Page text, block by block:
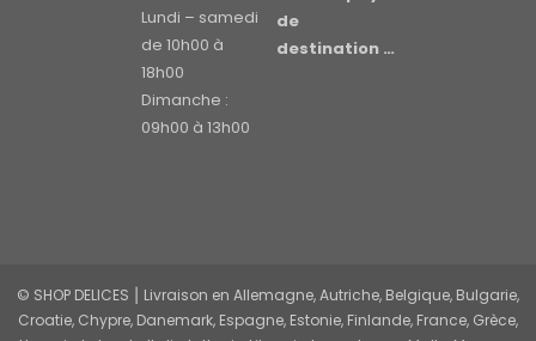
Lundi – samedi
de 10h00 à
18h00
Dimanche :
09h00 à 13h00
de
destination …
© SHOP DELICES ⎮ Livraison en Allemagne, Autriche, Belgique, Bulgarie,
Croatie, Chypre, Danemark, Espagne, Estonie, Finlande, France, Grèce,